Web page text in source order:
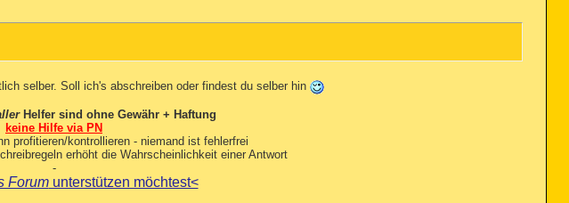
selber. Soll ich's abschreiben oder findest du selber hin
Helfer sind ohne Gewähr + Haftung
keine Hilfe via PN
profitieren/kontrollieren - niemand ist fehlerfrei
erhöht die Wahrscheinlichkeit einer Antwort
-
Forumunterstützen möchtest<